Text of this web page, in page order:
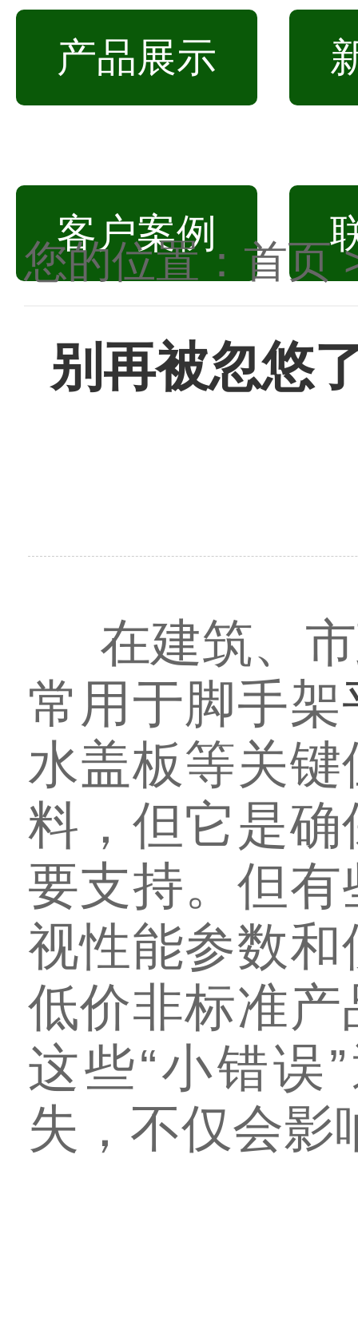
产品展示
客户案例
您的位置： 首页
别再被忽悠
在建筑、
常用于脚手架
水盖板等关
料，但它是
要支持。但
视性能参数
低价非标准
这些“小错误
失，不仅会影